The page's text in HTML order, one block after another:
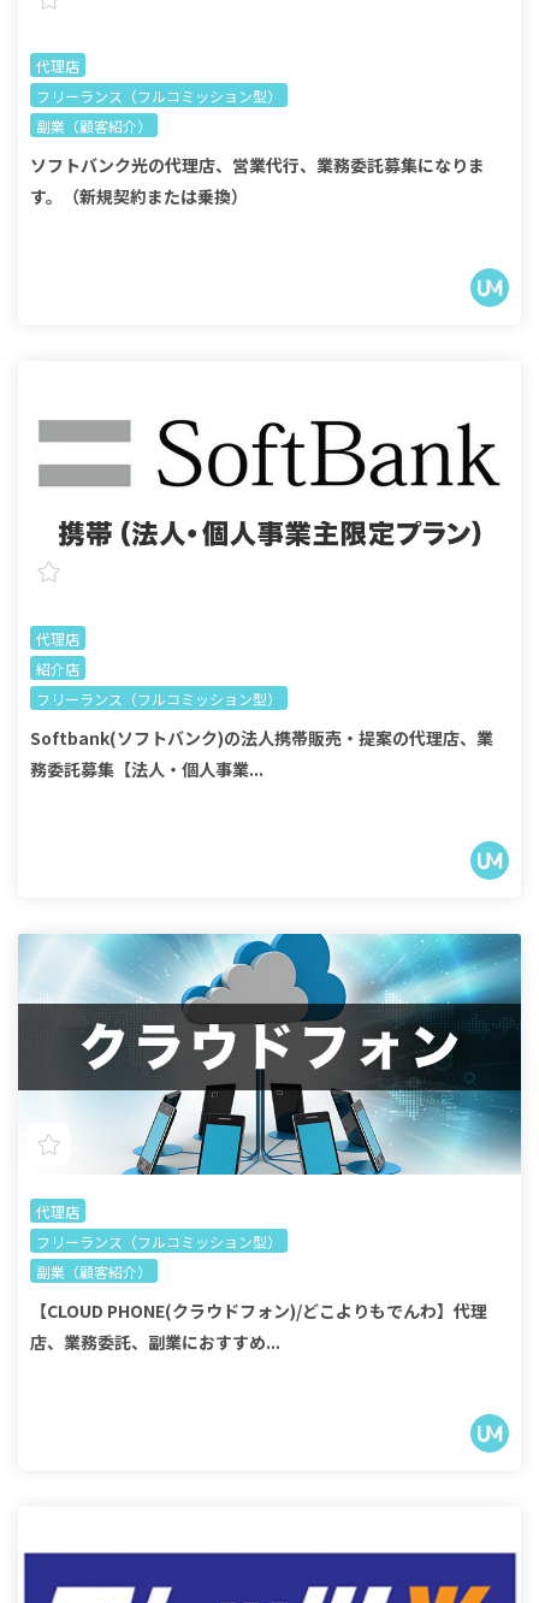
代理店
フリーランス（フルコミッション型）
副業（顧客紹介）
ソフトバンク光の代理店、営業代行、業務委託募集になりま
す。（新規契約または乗換）
代理店
紹介店
フリーランス（フルコミッション型）
Softbank(ソフトバンク)の法人携帯販売・提案の代理店、業
務委託募集【法人・個人事業...
代理店
フリーランス（フルコミッション型）
副業（顧客紹介）
【CLOUD PHONE(クラウドフォン)/どこよりもでんわ】代理
店、業務委託、副業におすすめ...